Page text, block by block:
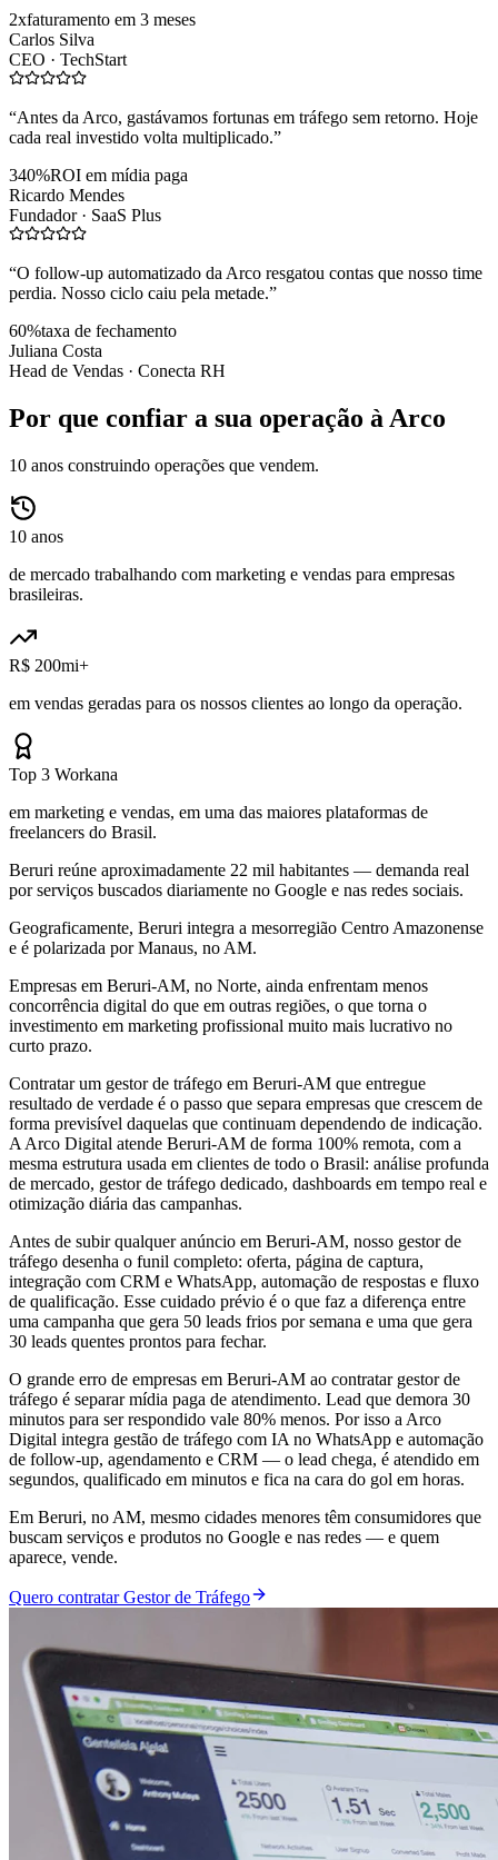
2xfaturamento em 3 meses
Carlos Silva
CEO · TechStart
“Antes da Arco, gastávamos fortunas em tráfego sem retorno. Hoje
cada real investido volta multiplicado.”
340%ROI em mídia paga
Ricardo Mendes
Fundador · SaaS Plus
“O follow-up automatizado da Arco resgatou contas que nosso time
perdia. Nosso ciclo caiu pela metade.”
60%taxa de fechamento
Juliana Costa
Head de Vendas · Conecta RH
Por que confiar a sua operação à Arco
10 anos construindo operações que vendem.
10 anos
de mercado trabalhando com marketing e vendas para empresas
brasileiras.
R$ 200mi+
em vendas geradas para os nossos clientes ao longo da operação.
Top 3 Workana
em marketing e vendas, em uma das maiores plataformas de
freelancers do Brasil.
Beruri reúne aproximadamente 22 mil habitantes — demanda real
por serviços buscados diariamente no Google e nas redes sociais.
Geograficamente, Beruri integra a mesorregião Centro Amazonense
e é polarizada por Manaus, no AM.
Empresas em Beruri-AM, no Norte, ainda enfrentam menos
concorrência digital do que em outras regiões, o que torna o
investimento em marketing profissional muito mais lucrativo no
curto prazo.
Contratar um gestor de tráfego em Beruri-AM que entregue
resultado de verdade é o passo que separa empresas que crescem de
forma previsível daquelas que continuam dependendo de indicação.
A Arco Digital atende Beruri-AM de forma 100% remota, com a
mesma estrutura usada em clientes de todo o Brasil: análise profunda
de mercado, gestor de tráfego dedicado, dashboards em tempo real e
otimização diária das campanhas.
Antes de subir qualquer anúncio em Beruri-AM, nosso gestor de
tráfego desenha o funil completo: oferta, página de captura,
integração com CRM e WhatsApp, automação de respostas e fluxo
de qualificação. Esse cuidado prévio é o que faz a diferença entre
uma campanha que gera 50 leads frios por semana e uma que gera
30 leads quentes prontos para fechar.
O grande erro de empresas em Beruri-AM ao contratar gestor de
tráfego é separar mídia paga de atendimento. Lead que demora 30
minutos para ser respondido vale 80% menos. Por isso a Arco
Digital integra gestão de tráfego com IA no WhatsApp e automação
de follow-up, agendamento e CRM — o lead chega, é atendido em
segundos, qualificado em minutos e fica na cara do gol em horas.
Em Beruri, no AM, mesmo cidades menores têm consumidores que
buscam serviços e produtos no Google e nas redes — e quem
aparece, vende.
Quero contratar Gestor de Tráfego